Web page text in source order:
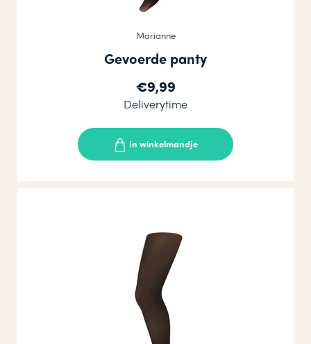
Marianne
Gevoerde panty
€9,99
Deliverytime
In winkelmandje